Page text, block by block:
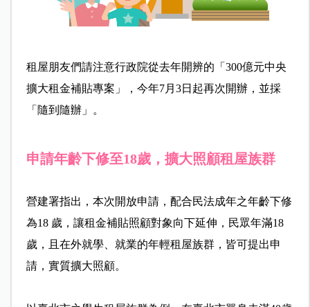
租屋朋友們請注意行政院從去年開辨的「300億元中央
擴大租金補貼專案」，今年7月3日起再次開辦，並採
「隨到隨辦」。
申請年齡下修至18歲，擴大照顧租屋族群
營建署指出，本次開放申請，配合民法成年之年齡下修
為18 歲，讓租金補貼照顧對象向下延伸，民眾年滿18
歲，且在外就學、就業的年輕租屋族群，皆可提出申
請，實質擴大照顧。